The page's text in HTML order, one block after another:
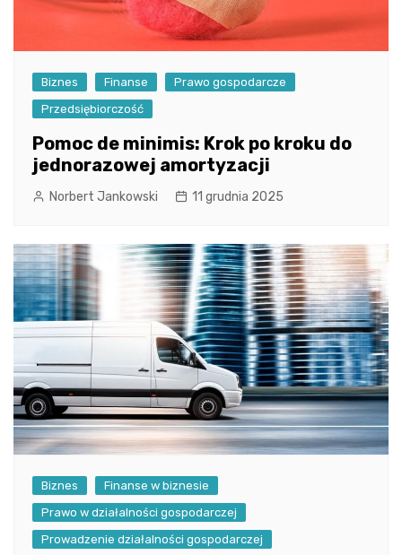
Biznes Finanse
Prawo gospodarcze
Przedsiębiorczość
Pomoc de minimis: Krok po kroku do
jednorazowej amortyzacji
Norbert Jankowski 11 grudnia 2025
Biznes
Finanse w biznesie
Prawo w działalności gospodarczej
Prowadzenie działalności gospodarczej